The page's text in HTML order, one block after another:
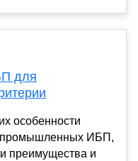
для
особенности
промышленных ИБП,
преимущества и